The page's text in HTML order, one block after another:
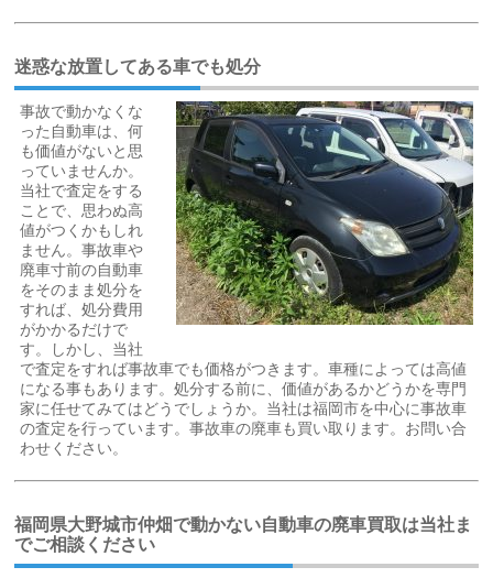
迷惑な放置してある車でも処分
事故で動かなくな
った自動車は、何
も価値がないと思
っていませんか。
当社で査定をする
ことで、思わぬ高
値がつくかもしれ
ません。事故車や
廃車寸前の自動車
をそのまま処分を
すれば、処分費用
がかかるだけで
す。しかし、当社
で査定をすれば事故車でも価格がつきます。車種によっては高値
になる事もあります。処分する前に、価値があるかどうかを専門
家に任せてみてはどうでしょうか。当社は福岡市を中心に事故車
の査定を行っています。事故車の廃車も買い取ります。お問い合
わせください。
福岡県大野城市仲畑で動かない自動車の廃車買取は当社ま
でご相談ください